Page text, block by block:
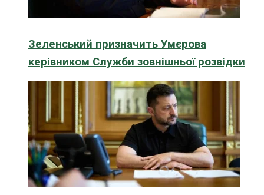
Зеленський призначить Умєрова
керівником Служби зовнішньої розвідки